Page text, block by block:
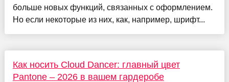
больше новых функций, связанных с оформлением.
Но если некоторые из них, как, например, шрифт...
Как носить Cloud Dancer: главный цвет
Pantone – 2026 в вашем гардеробе